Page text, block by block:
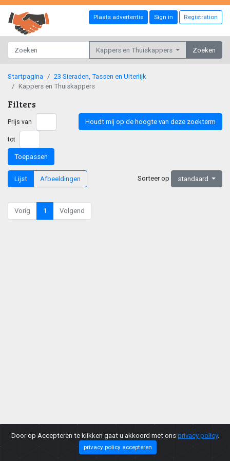
Plaats advertentie Sign in Registration
Kappers en Thuiskappers Zoeken
Startpagina
23 Sieraden, Tassen en Uiterlijk
Kappers en Thuiskappers
Filters
Houdt mij op de hoogte van deze zoekterm
Prijs van
tot
Toepassen
Lijst Afbeeldingen Sorteer op standaard
Vorig 1 Volgend
Copyright © 2026 |Privacy Policy
Door op Accepteren te klikken gaat u akkoord met ons privacy policy.
privacy policy accepteren